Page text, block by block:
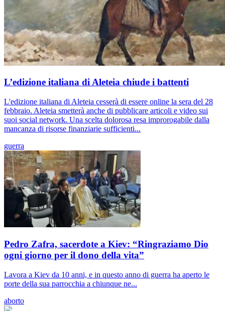
L’edizione italiana di Aleteia chiude i battenti
L'edizione italiana di Aleteia cesserà di essere online la sera del 28
febbraio. Aleteia smetterà anche di pubblicare articoli e video sui
suoi social network. Una scelta dolorosa resa improrogabile dalla
mancanza di risorse finanziarie sufficienti...
guerra
Pedro Zafra, sacerdote a Kiev: “Ringraziamo Dio
ogni giorno per il dono della vita”
Lavora a Kiev da 10 anni, e in questo anno di guerra ha aperto le
porte della sua parrocchia a chiunque ne...
aborto